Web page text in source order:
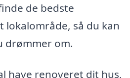
de bedste
lokalområde, så du kan
drømmer om.
have renoveret dit hus,